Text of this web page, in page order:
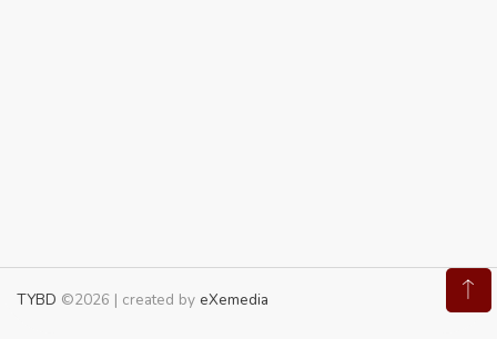
TYBD ©2026 | created by eXemedia